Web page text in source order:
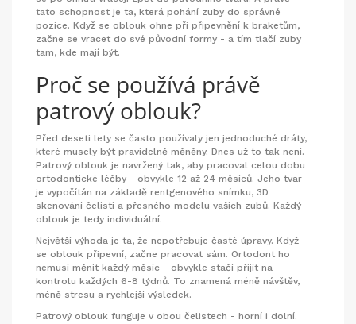
tato schopnost je ta, která pohání zuby do správné
pozice. Když se oblouk ohne při připevnění k braketům,
začne se vracet do své původní formy - a tím tlačí zuby
tam, kde mají být.
Proč se používá právě
patrový oblouk?
Před deseti lety se často používaly jen jednoduché dráty,
které musely být pravidelně měněny. Dnes už to tak není.
Patrový oblouk je navržený tak, aby pracoval celou dobu
ortodontické léčby - obvykle 12 až 24 měsíců. Jeho tvar
je vypočítán na základě rentgenového snímku, 3D
skenování čelisti a přesného modelu vašich zubů. Každý
oblouk je tedy individuální.
Největší výhoda je ta, že nepotřebuje časté úpravy. Když
se oblouk připevní, začne pracovat sám. Ortodont ho
nemusí měnit každý měsíc - obvykle stačí přijít na
kontrolu každých 6-8 týdnů. To znamená méně návštěv,
méně stresu a rychlejší výsledek.
Patrový oblouk funguje v obou čelistech - horní i dolní.